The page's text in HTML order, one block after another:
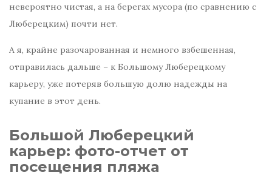
невероятно чистая, а на берегах мусора (по сравнению с
Люберецким) почти нет.
А я, крайне разочарованная и немного взбешенная,
отправилась дальше – к Большому Люберецкому
карьеру, уже потеряв большую долю надежды на
купание в этот день.
Большой Люберецкий
карьер: фото-отчет от
посещения пляжа